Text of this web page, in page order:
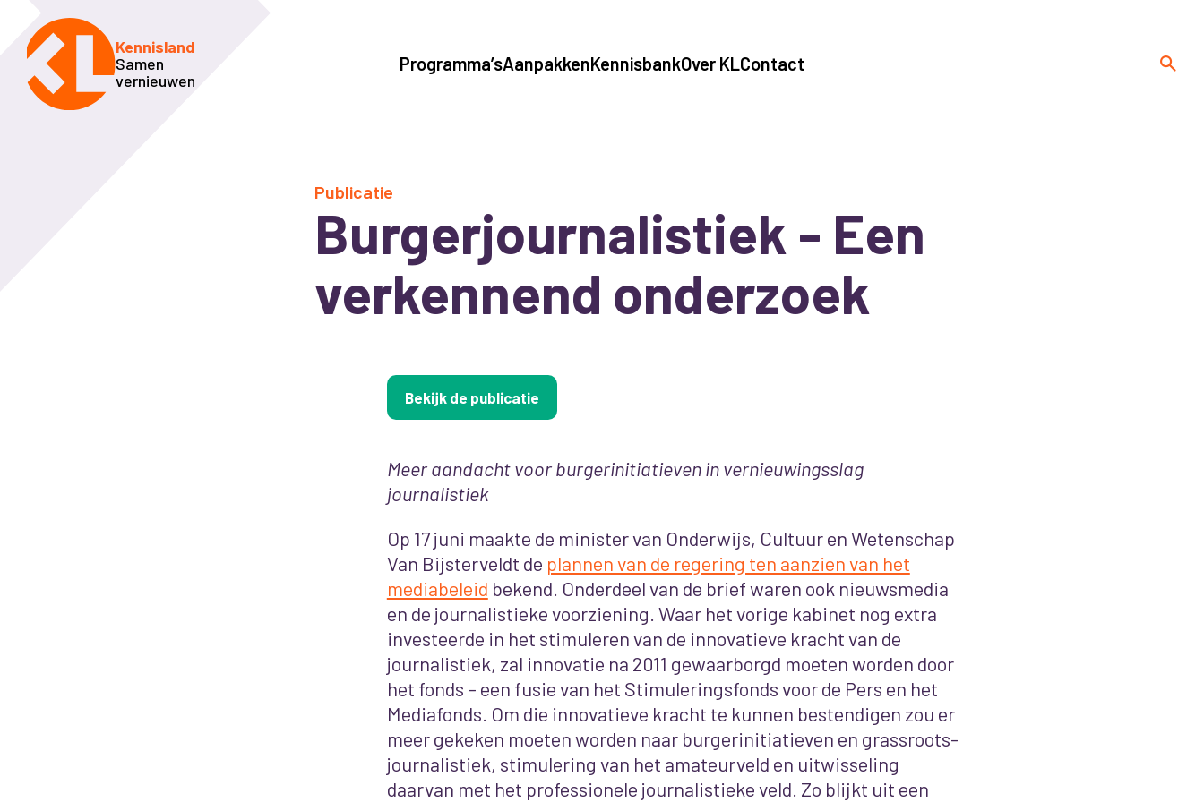
Kennisland
Samen
vernieuwen
Programma’sAanpakkenKennisbankOver KLContact
Publicatie
Burgerjournalistiek - Een
verkennend onderzoek
Bekijk de publicatie
Meer aandacht voor burgerinitiatieven in vernieuwingsslag
journalistiek
Op 17 juni maakte de minister van Onderwijs, Cultuur en Wetenschap
Van Bijsterveldt de plannen van de regering ten aanzien van het
mediabeleid bekend. Onderdeel van de brief waren ook nieuwsmedia
en de journalistieke voorziening. Waar het vorige kabinet nog extra
investeerde in het stimuleren van de innovatieve kracht van de
journalistiek, zal innovatie na 2011 gewaarborgd moeten worden door
het fonds – een fusie van het Stimuleringsfonds voor de Pers en het
Mediafonds. Om die innovatieve kracht te kunnen bestendigen zou er
meer gekeken moeten worden naar burgerinitiatieven en grassroots-
journalistiek, stimulering van het amateurveld en uitwisseling
daarvan met het professionele journalistieke veld. Zo blijkt uit een